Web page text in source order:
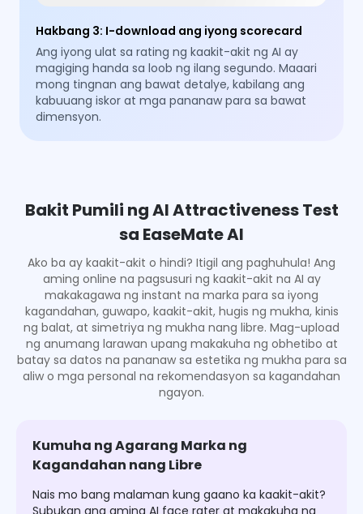
Hakbang 3: I-download ang iyong scorecard
Ang iyong ulat sa rating ng kaakit-akit ng AI ay
magiging handa sa loob ng ilang segundo. Maaari
mong tingnan ang bawat detalye, kabilang ang
kabuuang iskor at mga pananaw para sa bawat
dimensyon.
Bakit Pumili ng AI Attractiveness Test
sa EaseMate AI
Ako ba ay kaakit-akit o hindi? Itigil ang paghuhula! Ang
aming online na pagsusuri ng kaakit-akit na AI ay
makakagawa ng instant na marka para sa iyong
kagandahan, guwapo, kaakit-akit, hugis ng mukha, kinis
ng balat, at simetriya ng mukha nang libre. Mag-upload
ng anumang larawan upang makakuha ng obhetibo at
batay sa datos na pananaw sa estetika ng mukha para sa
aliw o mga personal na rekomendasyon sa kagandahan
ngayon.
Kumuha ng Agarang Marka ng
Kagandahan nang Libre
Nais mo bang malaman kung gaano ka kaakit-akit?